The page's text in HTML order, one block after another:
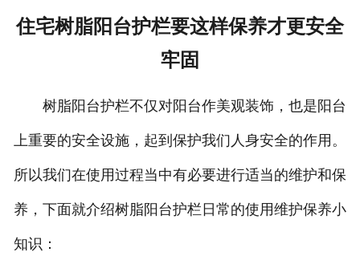
住宅树脂阳台护栏要这样保养才更安全
牢固
树脂阳台护栏不仅对阳台作美观装饰，也是阳台
上重要的安全设施，起到保护我们人身安全的作用。
所以我们在使用过程当中有必要进行适当的维护和保
养，下面就介绍树脂阳台护栏日常的使用维护保养小
知识：